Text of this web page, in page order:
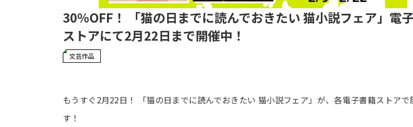
30％OFF！ 「猫の日までに読んでおきたい 猫小説フェア」電
ストアにて2月22日まで開催中！
文芸作品
もうすぐ2月22日！ 「猫の日までに読んでおきたい 猫小説フェア」が、各電子書籍ストアで
す！